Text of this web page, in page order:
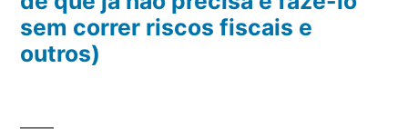
sem correr riscos fiscais e
outros)